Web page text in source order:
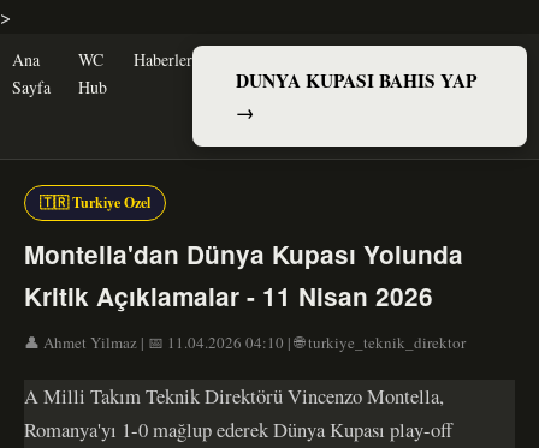
>
Ana
Sayfa
WC
Hub
Haberler
DUNYA KUPASI BAHIS YAP
→
🇹🇷 Turkiye Ozel
Montella'dan Dünya Kupası Yolunda
Kritik Açıklamalar - 11 Nisan 2026
👤 Ahmet Yilmaz | 📅 11.04.2026 04:10 | 🌐 turkiye_teknik_direktor
A Milli Takım Teknik Direktörü Vincenzo Montella,
Romanya'yı 1-0 mağlup ederek Dünya Kupası play-off